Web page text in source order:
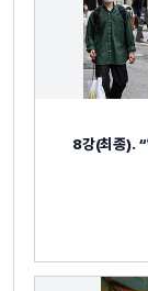
8강(최종).